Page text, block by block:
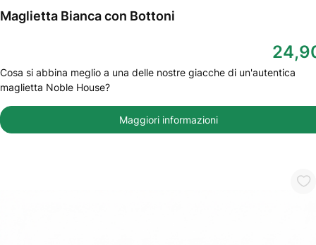
Maglietta Bianca con Bottoni
Cosa si abbina meglio a una delle nostre giacche di un'autentica
maglietta Noble House?
Maggiori informazioni